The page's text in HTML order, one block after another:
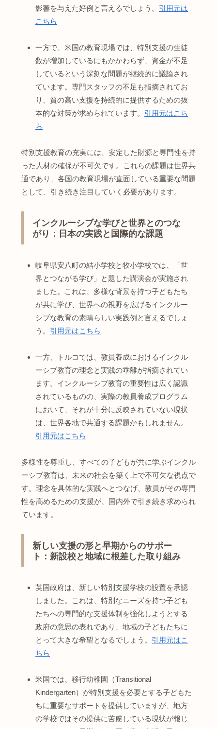
影響を与えた好例と言えるでしょう。 引用元は
こちら
一方で、米国の教育現場では、特別支援の生徒
数が増加しているにもかかわらず、資金が不足
しているという深刻な問題が継続的に議論され
ています。専門スタッフの不足も指摘されてお
り、質の高い支援を持続的に提供するための抜
本的な対策が求められています。 引用元はこち
ら
特別支援教育の充実には、安定した財源と専門性を持
った人材の確保が不可欠です。これらの課題は世界共
通であり、各国の教育現場が直面している重要な問題
として、引き続き注目していく必要があります。
インクルーシブな学びと世界とのつな
がり：日本の実践と国際的な課題
岐阜県安八町の結小学校と牧小学校では、「世
界とつながる学び」と題した講演会が実施され
ました。これは、多様な背景を持つ子どもたち
が共に学び、世界への視野を広げるインクルー
シブな教育の素晴らしい実践例と言えるでしょ
う。 引用元はこちら
一方、トルコでは、教員養成におけるインクル
ーシブ教育の理念と実践の乖離が指摘されてい
ます。インクルーシブ教育の重要性は広く認識
されているものの、実際の教員養成プログラム
において、それが十分に反映されていない現状
は、世界各地で共通する課題かもしれません。
引用元はこちら
多様性を尊重し、すべての子どもが共に学ぶインクル
ーシブ教育は、未来の社会を築く上で不可欠な視点で
す。理念を具体的な実践へとつなげ、教員がその専門
性を高めるための支援が、国内外で引き続き求められ
ています。
新しい支援の形と早期からのサポー
ト：新設校と地域に根差した取り組み
英国政府は、新しい特別支援学校の設置を承認
しました。これは、特別なニーズを持つ子ども
たちへの専門的な支援体制を強化しようとする
政府の意思の表れであり、地域の子どもたちに
とって大きな希望となるでしょう。 引用元はこ
ちら
米国では、移行幼稚園（Transitional
Kindergarten）が特別支援を必要とする子どもた
ちに重要なサポートを提供していますが、地方
の学校ではその提供に苦慮している現状が報じ